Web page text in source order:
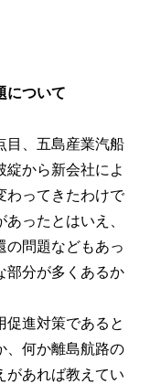
について
目、五島産業汽船
綻から新会社によ
わってきたわけで
ったとはいえ、
の問題などもあっ
部分が多くあるか
進対策であると
、何か離島航路の
があれば教えてい